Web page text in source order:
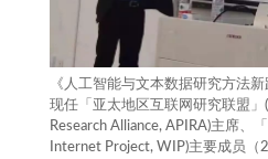
《人工智能与文本数据研究方法
现任「亚太地区互联网研究联盟
Research Alliance, APIRA)主席、
Internet Project, WIP)主要成员